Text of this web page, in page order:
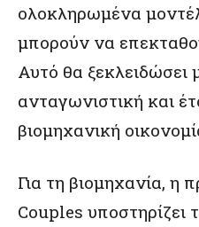
ολοκληρωμένα
μπορούν να
Αυτό θα ξεκλειδώσει
ανταγωνιστική και
βιομηχανική
Για τη βιομηχανία, η
Couples υποστηρίζει